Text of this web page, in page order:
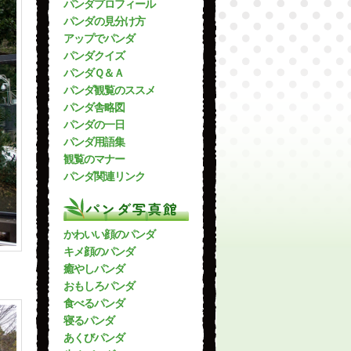
パンダプロフィール
パンダの見分け方
アップでパンダ
パンダクイズ
パンダＱ＆Ａ
パンダ観覧のススメ
パンダ舎略図
パンダの一日
パンダ用語集
観覧のマナー
パンダ関連リンク
パンダ写真館
かわいい顔のパンダ
キメ顔のパンダ
癒やしパンダ
おもしろパンダ
食べるパンダ
寝るパンダ
あくびパンダ